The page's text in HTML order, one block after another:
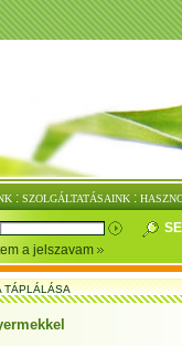
: SZOLGÁLTATÁSAINK :
a jelszavam
TÁPLÁLÁSA